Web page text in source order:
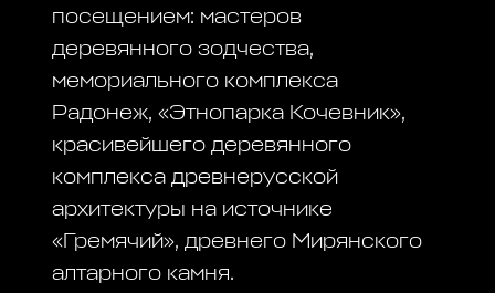
посещением: мастеров
деревянного зодчества,
мемориального комплекса
Радонеж, «Этнопарка Кочевник»,
красивейшего деревянного
комплекса древнерусской
архитектуры на источнике
«Гремячий», древнего Мирянского
алтарного камня.